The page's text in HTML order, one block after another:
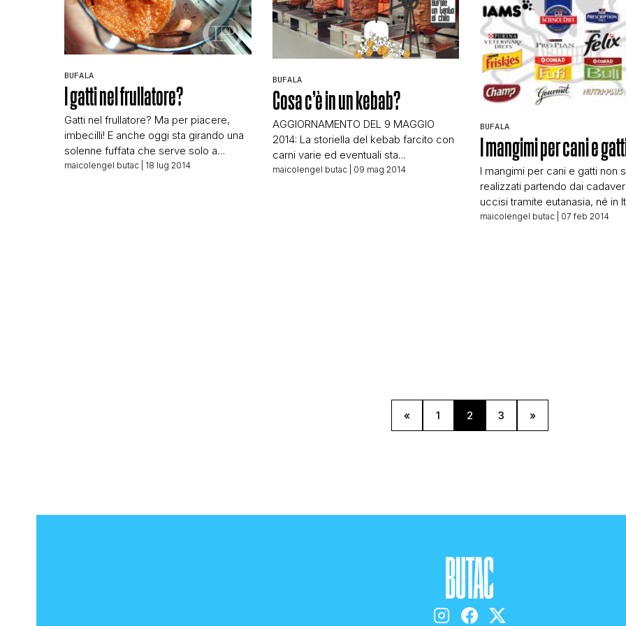
CONTATTI
BUFALA
I gatti nel frullatore?
Gatti nel frullatore? Ma per piacere,
imbecilli! E anche oggi sta girando una
solenne fuffata che serve solo a
carpire i vostri like e le vostre
maicolengel butac | 18 lug 2014
BUFALA
Cosa c’è in un kebab?
AGGIORNAMENTO DEL 9 MAGGIO
2014: La storiella del kebab farcito con
carni varie ed eventuali sta
ricominciando a circolare, tutto per
maicolengel butac| 09 mag 2014
BUFALA
I mangimi per cani e
I mangimi per cani e gatti non
realizzati partendo dai
uccisi tramite eutanasia, né in
USA, e chi lo dice e lo spaccia
maicolengel butac | 07 feb 2014
« 1 2 3 »